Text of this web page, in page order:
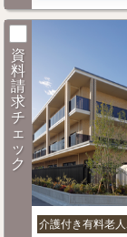
資
料
請
求
チ
ェ
ッ
ク
介護付き有料老